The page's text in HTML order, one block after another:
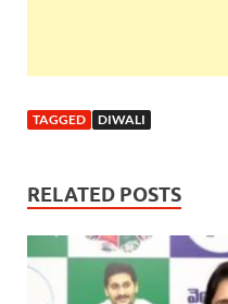
TAGGED DIWALI
RELATED POSTS